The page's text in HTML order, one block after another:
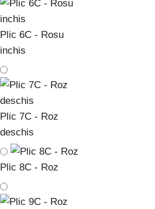
Plic 6C - Rosu
inchis
Plic 7C - Roz
deschis
Plic 8C - Roz